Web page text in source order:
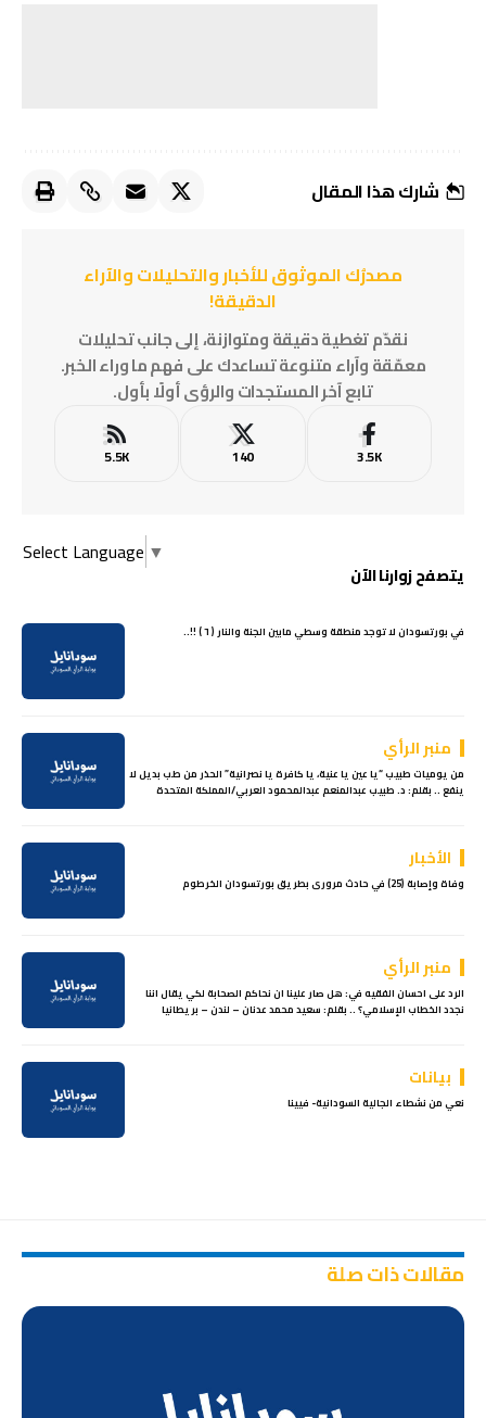
شارك هذا المقال
مصدرُك الموثوق للأخبار والتحليلات والآراء
الدقيقة!
نقدّم تغطية دقيقة ومتوازنة، إلى جانب تحليلات
معمّقة وآراء متنوعة تساعدك على فهم ما وراء الخبر.
تابع آخر المستجدات والرؤى أولًا بأول.
3.5K
140
5.5K
Select Language ▼
يتصفح زوارنا الآن
في بورتسودان لا توجد منطقة وسطي مابين الجنة والنار ( ٦ ) !!..
منبر الرأي
من يوميات طبيب “يا عين يا عنية، يا كافرة يا نصرانية” الحذر من طب بديل لا
ينفع .. بقلم: د. طبيب عبدالمنعم عبدالمحمود العربي/المملكة المتحدة
الأخبار
وفاة وإصابة (25) في حادث مرورى بطريق بورتسودان الخرطوم
منبر الرأي
الرد على احسان الفقيه في: هل صار علينا ان نحاكم الصحابة لكي يقال اننا
نجدد الخطاب الإسلامي؟ .. بقلم: سعيد محمد عدنان – لندن – بريطانيا
بيانات
نعي من نشطاء الجالية السودانية- فيينا
مقالات ذات صلة